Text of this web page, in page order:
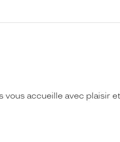
accueille avec plaisir